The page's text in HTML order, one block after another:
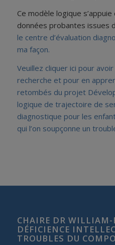
Ce modèle logique
données probantes issues
le centre d’évaluation
ma façon.
Veuillez cliquer ici pour
recherche et pour en
retombés du projet
logique de trajectoire de
diagnostique pour les
qui l’on soupçonne un
CHAIRE DR WILLIAM-
DÉFICIENCE
TROUBLES DU